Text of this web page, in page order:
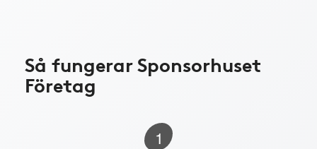
Så fungerar Sponsorhuset
Företag
1